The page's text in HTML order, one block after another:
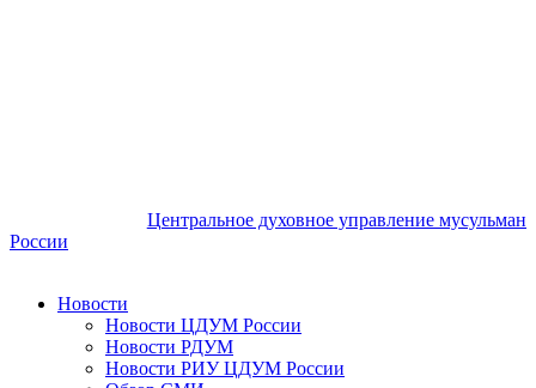
Центральное духовное управление мусульман
России
Новости
Новости ЦДУМ России
Новости РДУМ
Новости РИУ ЦДУМ России